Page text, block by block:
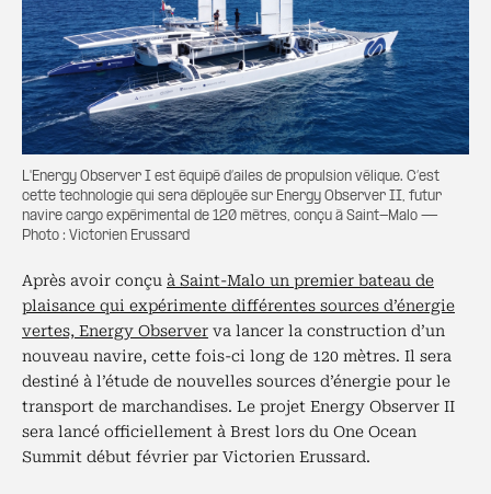
L'Energy Observer I est équipé d’ailes de propulsion vélique. C’est
cette technologie qui sera déployée sur Energy Observer II, futur
navire cargo expérimental de 120 mètres, conçu à Saint-Malo —
Photo : Victorien Erussard
Après avoir conçu à Saint-Malo un premier bateau de
plaisance qui expérimente différentes sources d’énergie
vertes, Energy Observer va lancer la construction d’un
nouveau navire, cette fois-ci long de 120 mètres. Il sera
destiné à l’étude de nouvelles sources d’énergie pour le
transport de marchandises. Le projet Energy Observer II
sera lancé officiellement à Brest lors du One Ocean
Summit début février par Victorien Erussard.